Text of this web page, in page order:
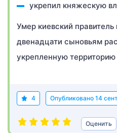
укрепил княжескую
Умер киевский правитель
двенадцати сыновьям
укрепленную территорию
4 Опубликовано 14
Оценить